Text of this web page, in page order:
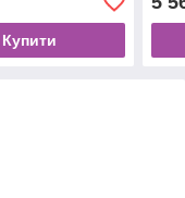
Купити